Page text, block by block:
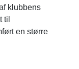
klubbens
til
en større